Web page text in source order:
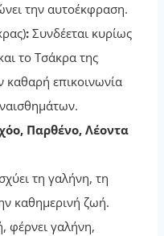
την αυτοέκφραση.
: Συνδέεται κυρίως
το Τσάκρα της
καθαρή επικοινωνία
Παρθένο, Λέοντα
τη γαλήνη, τη
καθημερινή ζωή.
φέρνει γαλήνη,